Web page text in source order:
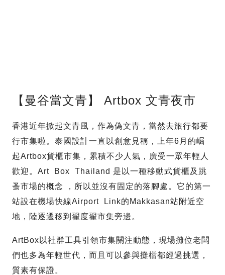
【曼谷當文青】 Artbox 文青夜市
香港近年掀起文青風，作為偽文青，當然去旅行都要
行市集啦。泰國設計一直以創意見稱，上年6月的崛
起Artbox貨櫃市集，累積不少人氣，廣受一眾年輕人
歡迎。Art Box Thailand 是以一種移動式貨櫃及跳
蚤市場的概念 ，所以並沒有固定的落腳處。它的第一
站設在機場快線Airport Link的Makkasan站附近空
地，陸逐遷移到翟度翟市集旁邊。
ArtBox以社群工具引領市集關注動態，現場攤位老闆
們也多為年輕世代，而且可以參與攤檔都經過挑選，
質素有保證。